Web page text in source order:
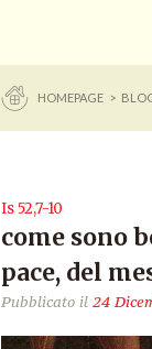
HOMEPAGE >
Is 52,7-10
come sono
pace, del
Pubblicato il 24